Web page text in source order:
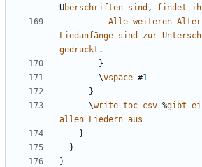
Überschriften sind , findet
Alle weiteren
Liedanfänge sind zur
gedruckt .
}
\vspace #1
}
\write-toc-csv %gibt
allen Liedern aus
}
}
}